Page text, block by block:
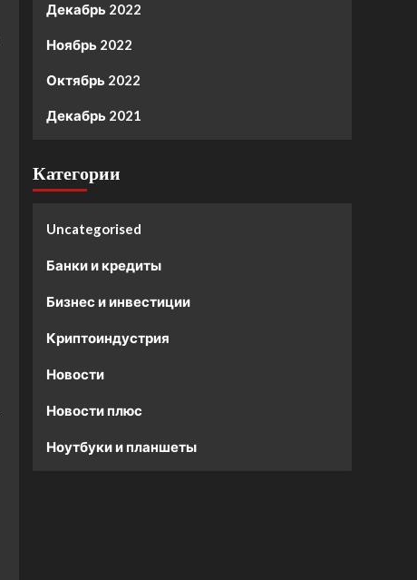
Декабрь 2022
Ноябрь 2022
Октябрь 2022
Декабрь 2021
Категории
Uncategorised
Банки и кредиты
Бизнес и инвестиции
Криптоиндустрия
Новости
Новости плюс
Ноутбуки и планшеты